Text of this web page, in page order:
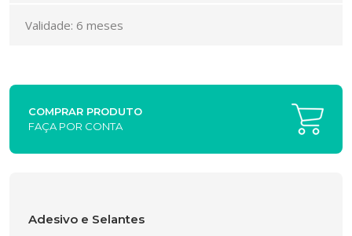
Validade: 6 meses
COMPRAR PRODUTO
FAÇA POR CONTA
Adesivo e Selantes